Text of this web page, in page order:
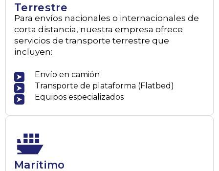
Terrestre
Para envíos nacionales o internacionales de
corta distancia, nuestra empresa ofrece
servicios de transporte terrestre que
incluyen:
Envío en camión
Transporte de plataforma (Flatbed)
Equipos especializados
Marítimo